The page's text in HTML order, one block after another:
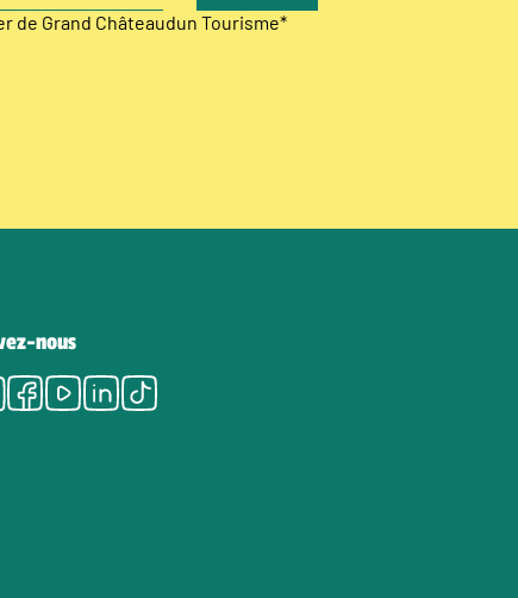
de Grand Châteaudun Tourisme*
nous
Facebook
Youtube
LinkedIn
Tiktok